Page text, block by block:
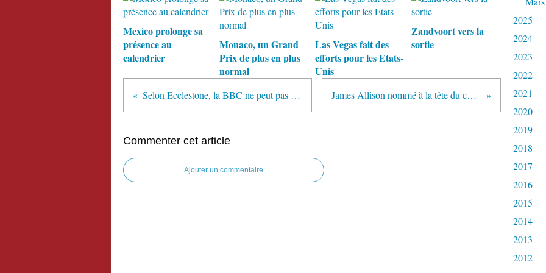
Mexico prolonge sa
présence au
calendrier
Monaco, un Grand
Prix de plus en plus
normal
Las Vegas fait des
efforts pour les Etats-
Unis
Zandvoort vers la
sortie
Selon Ecclestone, la BBC ne peut pas casser son contrat avant 2013 James Allison nommé à la tête du comité technique de la FOTA
Commenter cet article
Ajouter un commentaire
2025
2024
2023
2022
2021
2020
2019
2018
2017
2016
2015
2014
2013
2012